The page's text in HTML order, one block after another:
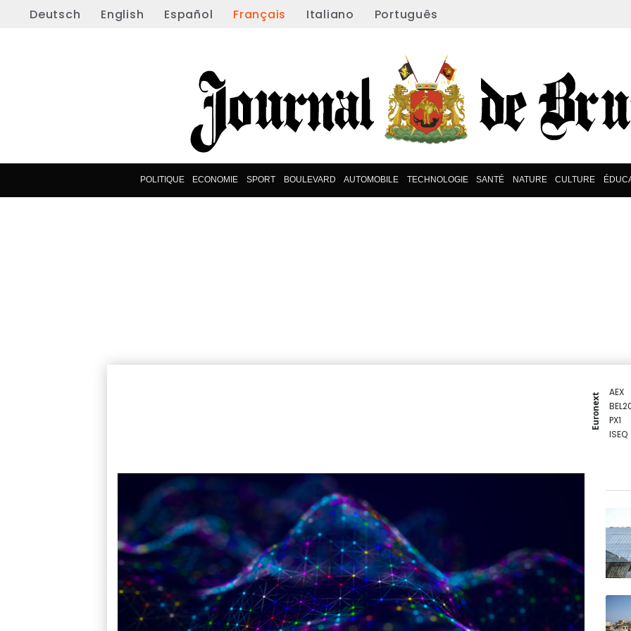
Deutsch English Español Français Italiano Português
POLITIQUE ECONOMIE SPORT BOULEVARD AUTOMOBILE TECHNOLOGIE SANTÉ NATURE CULTURE
Euronext
AEX
PX1
ISEQ